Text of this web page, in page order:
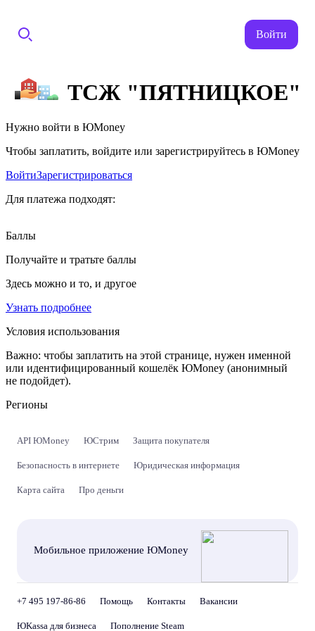
Войти
ТСЖ "ПЯТНИЦКОЕ"
Нужно войти в ЮMoney
Чтобы заплатить, войдите или зарегистрируйтесь в ЮMoney
ВойтиЗарегистрироваться
Для платежа подходят:
Баллы
Получайте и тратьте баллы
Здесь можно и то, и другое
Узнать подробнее
Условия использования
Важно: чтобы заплатить на этой странице, нужен именной
или идентифицированный кошелёк ЮMoney (анонимный
не подойдет).
Регионы
API ЮMoney ЮСтрим Защита покупателя
Безопасность в интернете Юридическая информация
Карта сайта Про деньги
Мобильное приложение ЮMoney
+7 495 197-86-86 Помощь Контакты Вакансии
ЮKassa для бизнеса Пополнение Steam